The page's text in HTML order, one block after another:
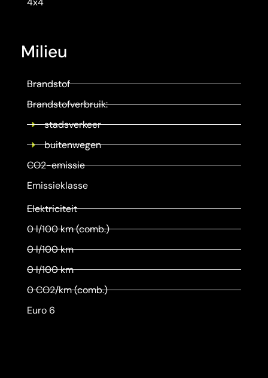
Milieu
Brandstof
Brandstofverbruik:
stadsverkeer
buitenwegen
CO2-emissie
Emissieklasse
Elektriciteit
0 l/100 km (comb.)
0 l/100 km
0 l/100 km
0 CO2/km (comb.)
Euro 6